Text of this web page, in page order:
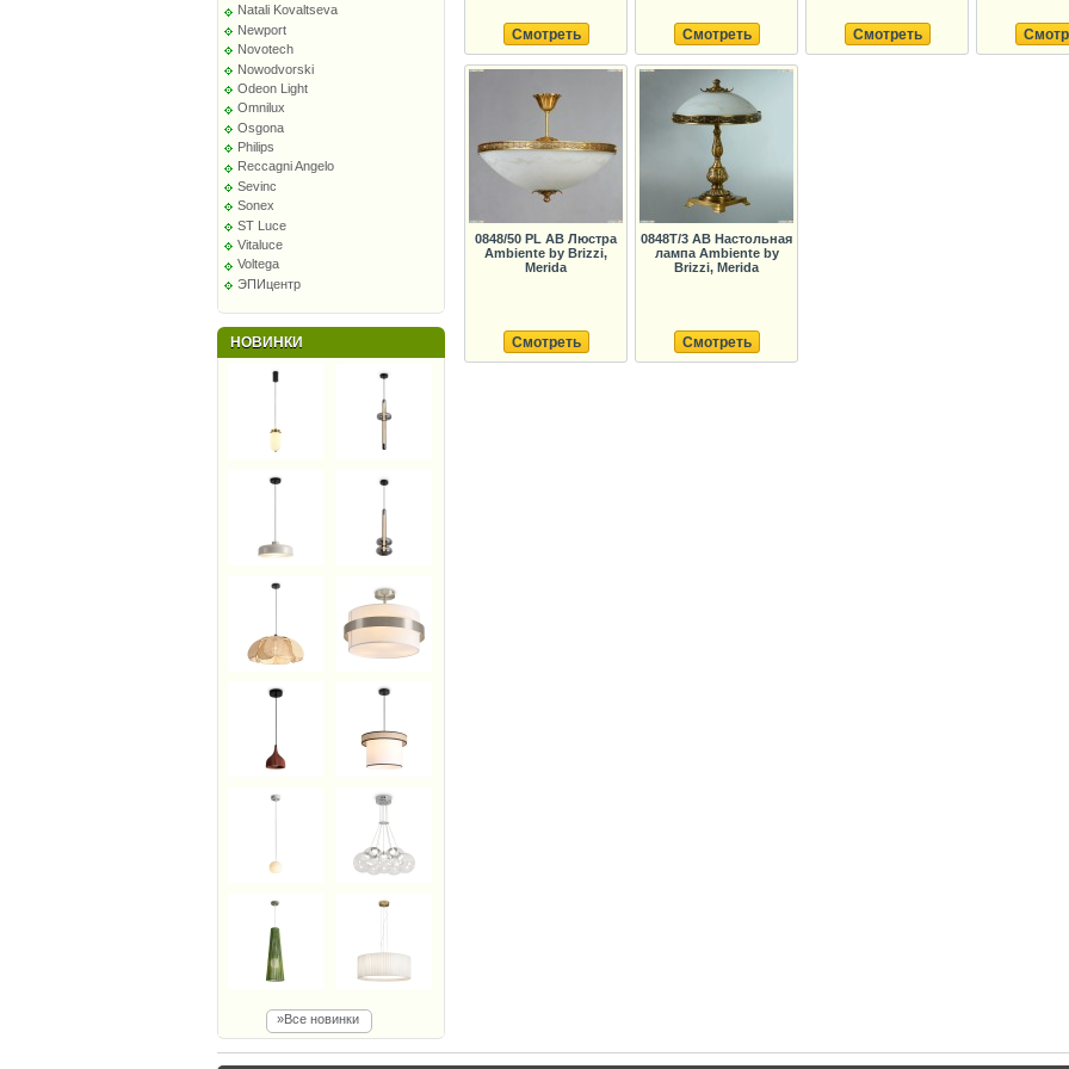
Natali Kovaltseva
Newport
Novotech
Nowodvorski
Odeon Light
Omnilux
Osgona
Philips
Reccagni Angelo
Sevinc
Sonex
ST Luce
Vitaluce
Voltega
ЭПИцентр
НОВИНКИ
»Все новинки
Смотреть Смотреть Смотреть
0848/50 PL AB Люстра
Ambiente by Brizzi,
Merida
Смотреть
0848T/3 AB Настольная
лампа Ambiente by
Brizzi, Merida
Смотреть